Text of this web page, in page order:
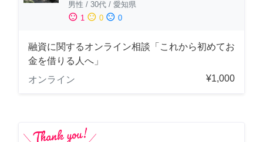
男性 / 30代 / 愛知県
sentiment_satisfied 1 sentiment_neutral 0 sentiment_dissatisfied 0
融資に関するオンライン相談「これから初めてお
金を借りる人へ」
オンライン
¥1,000